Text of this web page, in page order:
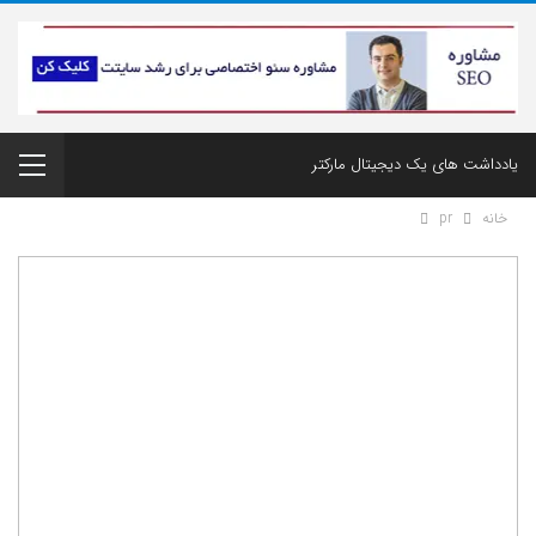
یادداشت های یک دیجیتال مارکتر
خانه pr